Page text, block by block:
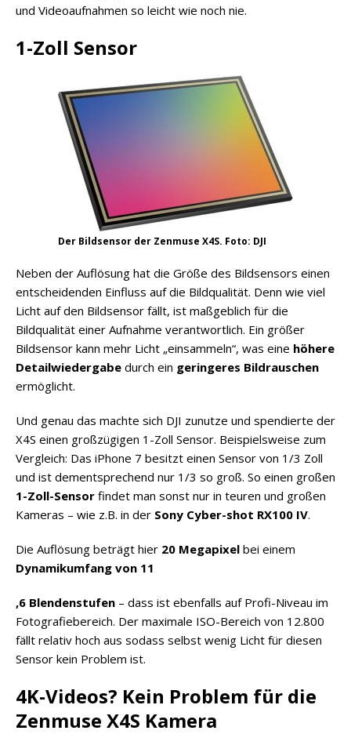
und Videoaufnahmen so leicht wie noch nie.
1-Zoll Sensor
Der Bildsensor der Zenmuse X4S. Foto: DJI
Neben der Auflösung hat die Größe des Bildsensors einen
entscheidenden Einfluss auf die Bildqualität. Denn wie viel
Licht auf den Bildsensor fällt, ist maßgeblich für die
Bildqualität einer Aufnahme verantwortlich. Ein größer
Bildsensor kann mehr Licht „einsammeln“, was eine höhere
Detailwiedergabe durch ein geringeres Bildrauschen
ermöglicht.
Und genau das machte sich DJI zunutze und spendierte der
X4S einen großzügigen 1-Zoll Sensor. Beispielsweise zum
Vergleich: Das iPhone 7 besitzt einen Sensor von 1/3 Zoll
und ist dementsprechend nur 1/3 so groß. So einen großen
1-Zoll-Sensor findet man sonst nur in teuren und großen
Kameras – wie z.B. in der Sony Cyber-shot RX100 IV.
Die Auflösung beträgt hier 20 Megapixel bei einem
Dynamikumfang von 11
h
t
t
p
:
/
,6 Blendenstufen – dass ist ebenfalls auf Profi-Niveau im
Fotografiebereich. Der maximale ISO-Bereich von 12.800
fällt relativ hoch aus sodass selbst wenig Licht für diesen
Sensor kein Problem ist.
4K-Videos? Kein Problem für die
Zenmuse X4S Kamera